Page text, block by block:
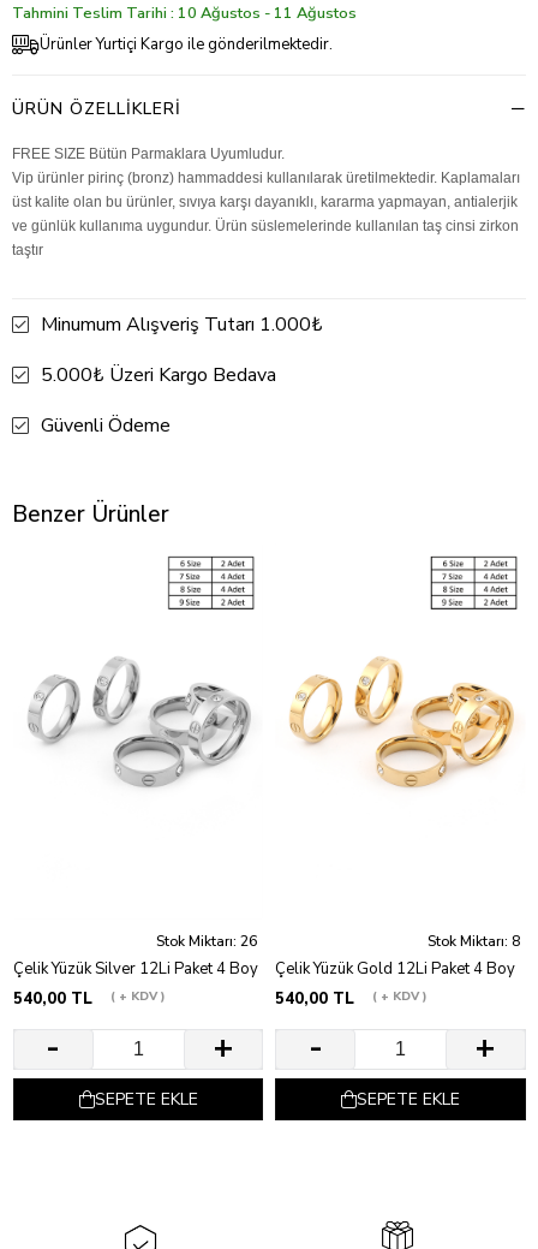
Tahmini Teslim Tarihi : 10 Ağustos - 11 Ağustos
Ürünler Yurtiçi Kargo ile gönderilmektedir.
ÜRÜN ÖZELLIKLERI
FREE SIZE Bütün Parmaklara Uyumludur.
Vip ürünler pirinç (bronz) hammaddesi kullanılarak üretilmektedir. Kaplamaları
üst kalite olan bu ürünler, sıvıya karşı dayanıklı, kararma yapmayan, antialerjik
ve günlük kullanıma uygundur. Ürün süslemelerinde kullanılan taş cinsi zirkon
taştır
Minumum Alışveriş Tutarı 1.000₺
5.000₺ Üzeri Kargo Bedava
Güvenli Ödeme
Benzer Ürünler
Stok Miktarı: 26
Çelik Yüzük Silver 12Li Paket 4 Boy
540,00 TL
+ KDV
SEPETE EKLE
Stok Miktarı: 8
Çelik Yüzük Gold 12Li Paket 4 Boy
540,00 TL
+ KDV
SEPETE EKLE